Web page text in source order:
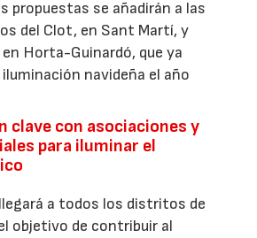
propuestas se añadirán a las
del Clot, en Sant Martí, y
en Horta-Guinardó, que ya
navideña el año
clave con asociaciones y
para iluminar el
a todos los distritos de
objetivo de contribuir al